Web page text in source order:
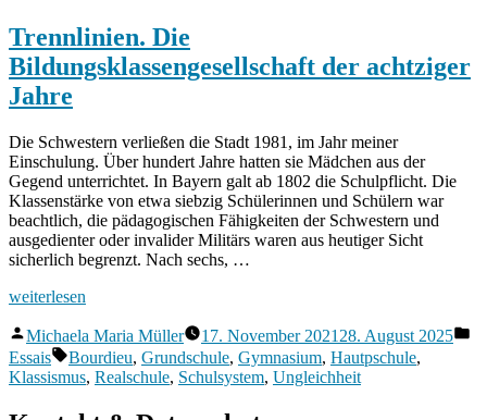
Trennlinien. Die
Bildungsklassengesellschaft der achtziger
Jahre
Die Schwestern verließen die Stadt 1981, im Jahr meiner
Einschulung. Über hundert Jahre hatten sie Mädchen aus der
Gegend unterrichtet. In Bayern galt ab 1802 die Schulpflicht. Die
Klassenstärke von etwa siebzig Schülerinnen und Schülern war
beachtlich, die pädagogischen Fähigkeiten der Schwestern und
ausgedienter oder invalider Militärs waren aus heutiger Sicht
sicherlich begrenzt. Nach sechs, …
„Trennlinien.
Bildungsklassengesellschaft
der
achtziger
weiterlesen
Veröffentlicht
von
Michaela Maria Müller 17. November 2021 28. August 2025
Essais Schlagwörter:
Bourdieu, Grundschule, Gymnasium, Hautpschule,
Klassismus, Realschule, Schulsystem, Ungleichheit